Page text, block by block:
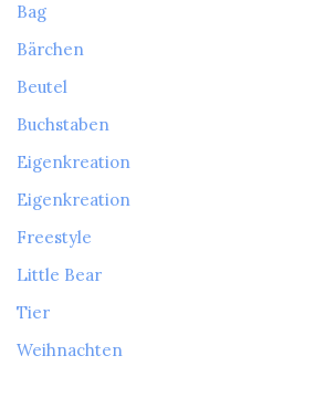
Bag
Bärchen
Beutel
Buchstaben
Eigenkreation
Eigenkreation
Freestyle
Little Bear
Tier
Weihnachten